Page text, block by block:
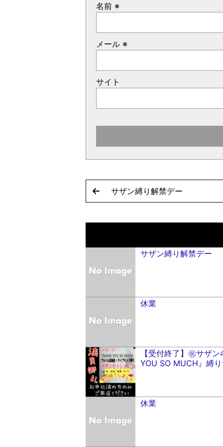
名前 ※
メール ※
サイト
サザン縛り解禁デー
サザン縛り解禁デー
休業
【受付終了】㊗️サザ
YOU SO MUCH』縛
休業